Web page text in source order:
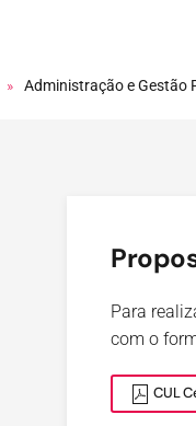
Administração e Gestão
Para
com o
CUL